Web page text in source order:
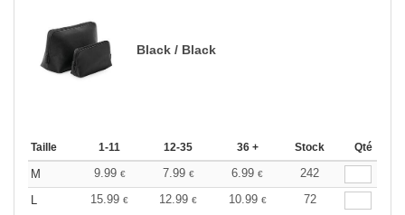
Black / Black
Taille 1-11 12-35 36 + Stock Qté
M 9.99 € 7.99 € 6.99 €
242
L
15.99 € 12.99 € 10.99 € 72